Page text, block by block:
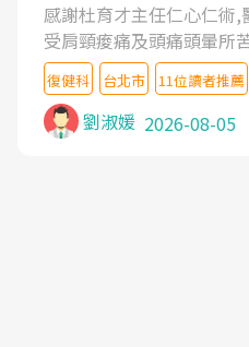
感謝杜育才主任仁心仁術
受肩頸痠痛及頭痛頭暈所
檢查,也嘗試過西醫打針,中
沒有用,後來連吃到嗎啡類
症狀,沒多久就痛起來,多年
台灣親友介紹忠孝醫院杜
復健科 台北市 11位讀者推薦
劉淑媛 2026-08-05